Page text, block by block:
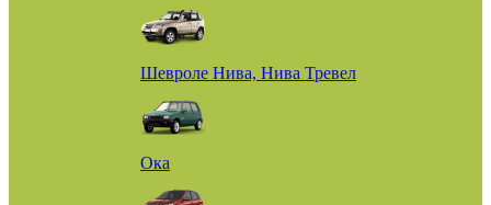
Шевроле Нива, Нива Тревел
Ока